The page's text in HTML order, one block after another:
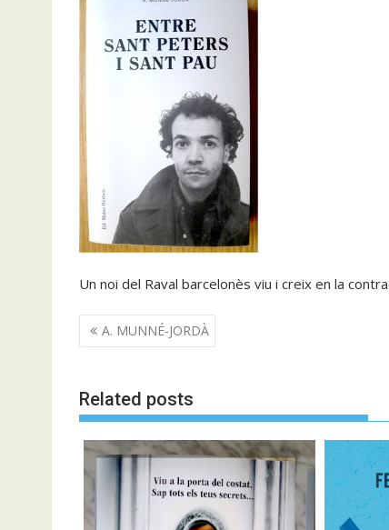
Un noi del Raval barcelonès viu i creix en la
Navegació
d'entrades
A. MUNNÉ-JORDÀ
Related posts